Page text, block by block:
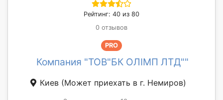
Рейтинг: 40 из 80
0 отзывов
PRO
Компания "ТОВ"БК ОЛІМП ЛТД""
Киев (Может приехать в г. Немиров)